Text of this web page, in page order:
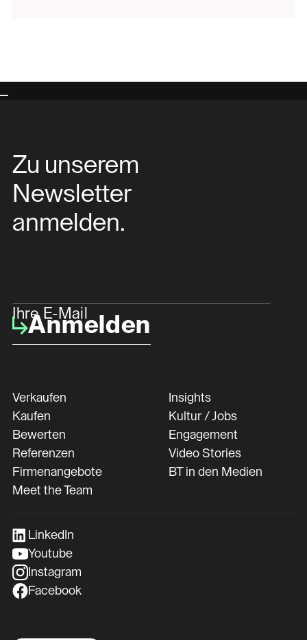
Zu unserem
Newsletter
anmelden.
Ihre E-Mail
Anmelden
Verkaufen
Kaufen
Bewerten
Referenzen
Firmenangebote
Meet the Team
Insights
Kultur / Jobs
Engagement
Video Stories
BT in den Medien
LinkedIn
Youtube
Instagram
Facebook